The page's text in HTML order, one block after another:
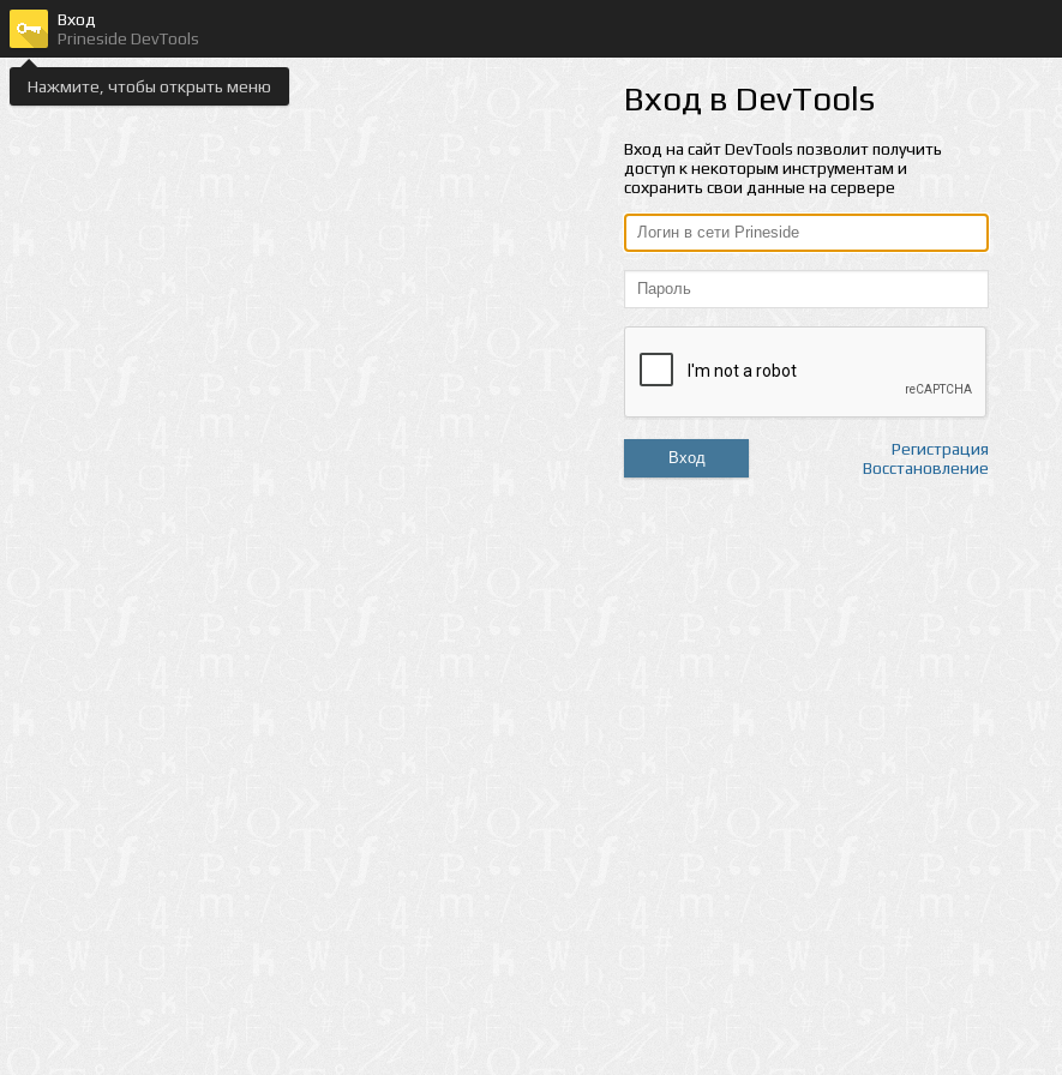
Нажмите, чтобы открыть меню
Вход
Prineside DevTools
Вход в DevTools
Вход на сайт DevTools позволит получить
доступ к некоторым инструментам и
сохранить свои данные на сервере
Вход
Регистрация
Восстановление